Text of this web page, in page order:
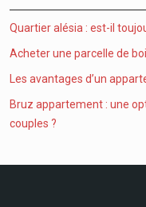
Quartier alésia : est-il
Acheter une parcelle de
Les avantages d’un
Bruz appartement : une
couples ?